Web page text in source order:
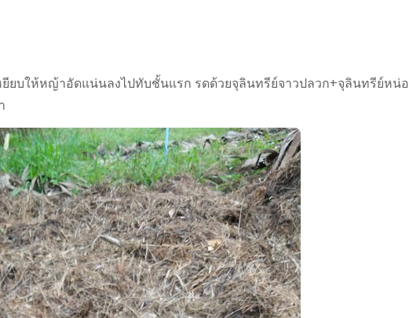
ยบให้หญ้าอัดแน่นลงไปทับชั้นแรก​ รดด้วยจุลินทรีย์จาวปลวก+จุลินทรีย์​หน่อ